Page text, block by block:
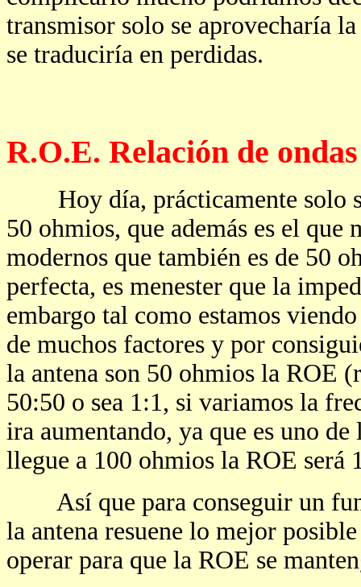
transmisor solo se aprovecharía
se traduciría en perdidas.
R.O.E. Relación de
Hoy día, prácticamente solo
50 ohmios, que además es el que
modernos que también es de 50
perfecta, es menester que la
embargo tal como estamos
de muchos factores y por
la antena son 50 ohmios la ROE
50:50 o sea 1:1, si variamos la
ira aumentando, ya que es uno
llegue a 100 ohmios la ROE será
Así que para conseguir un
la antena resuene lo mejor
operar para que la ROE se